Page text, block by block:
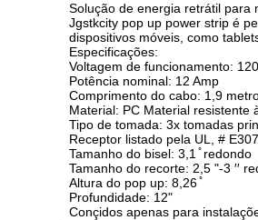
Solução de energia retrátil para
Jgstkcity pop up power strip é
dispositivos móveis, como
Especificações:
Voltagem de funcionamento:
Potência nominal: 12 Amp
Comprimento do cabo: 1,9
Material: PC Material resistente
Tipo de tomada: 3x tomadas
Receptor listado pela UL, #
Tamanho do bisel: 3,1 ̊ redondo
Tamanho do recorte: 2,5 "-3 ′′
Altura do pop up: 8,26 ̊
Profundidade: 12"
Conçidos apenas para